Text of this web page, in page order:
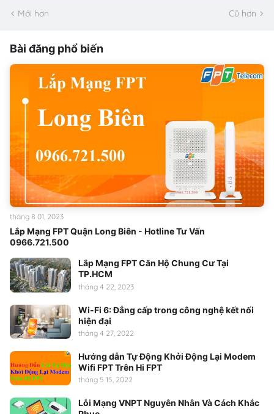
Mới hơn Cũ hơn
Bài đăng phổ biến
Lắp Mạng FPT Quận Long Biên - Hotline Tư Vấn
0966.721.500
tháng 8 01, 2023
Lắp Mạng FPT Căn Hộ Chung Cư Tại
TP.HCM
tháng 4 22, 2023
Wi-Fi 6: Đẳng cấp trong công nghệ kết nối
hiện đại
tháng 4 27, 2022
Hướng dẫn Tự Động Khởi Động Lại Modem
Wifi FPT Trên Hi FPT
tháng 5 15, 2022
Lỗi Mạng VNPT Nguyên Nhân Và Cách Khắc